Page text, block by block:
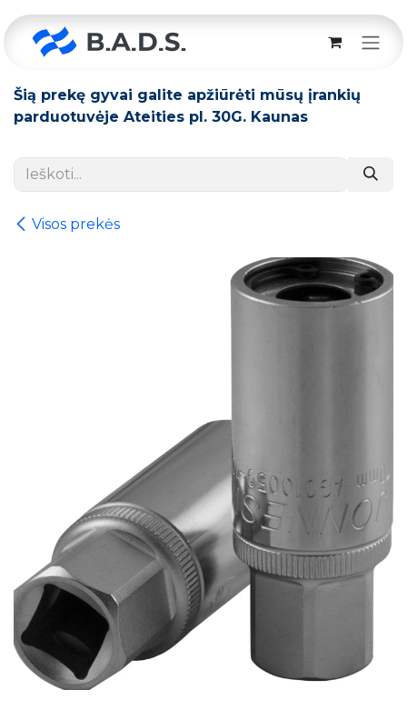
Šią prekę gyvai galite apžiūrėti mūsų įrankių
parduotuvėje Ateities pl. 30G. Kaunas
Visos prekės